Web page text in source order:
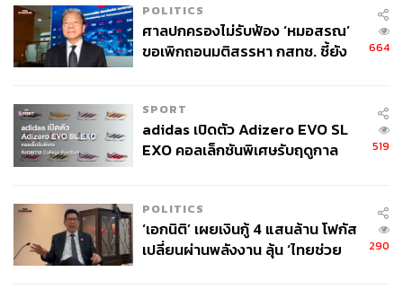
POLITICS
ศาลปกครองไม่รับฟ้อง ‘หมอสรณ’
ขอเพิกถอนมติสรรหา กสทช. ชี้ยัง
664
SPORT
adidas เปิดตัว Adizero EVO SL
EXO คอลเล็กชันพิเศษรับฤดูกาล
519
POLITICS
‘เอกนิติ’ เผยเงินกู้ 4 แสนล้าน โฟกัส
เปลี่ยนผ่านพลังงาน ลุ้น ‘ไทยช่วย
290